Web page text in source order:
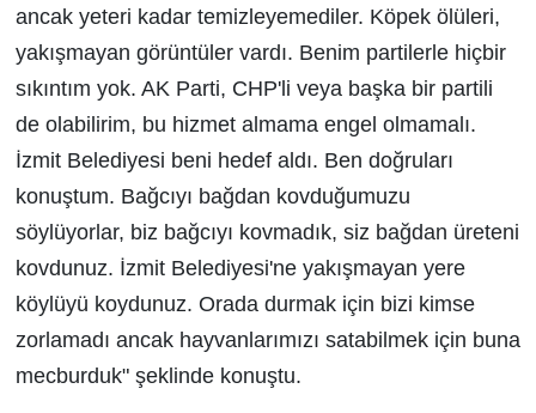
ancak yeteri kadar temizleyemediler. Köpek ölüleri,
yakışmayan görüntüler vardı. Benim partilerle hiçbir
sıkıntım yok. AK Parti, CHP'li veya başka bir partili
de olabilirim, bu hizmet almama engel olmamalı.
İzmit Belediyesi beni hedef aldı. Ben doğruları
konuştum. Bağcıyı bağdan kovduğumuzu
söylüyorlar, biz bağcıyı kovmadık, siz bağdan üreteni
kovdunuz. İzmit Belediyesi'ne yakışmayan yere
köylüyü koydunuz. Orada durmak için bizi kimse
zorlamadı ancak hayvanlarımızı satabilmek için buna
mecburduk" şeklinde konuştu.